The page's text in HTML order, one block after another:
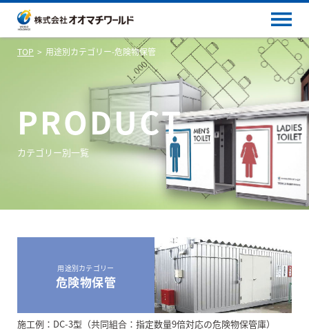
TOP 用途別カテゴリー-危険物保管
PRODUCT
カテゴリー別一覧
用途別カテゴリー
危険物保管
施工例：DC-3型（共同組合：指定数量9倍対応の危険物保管庫）